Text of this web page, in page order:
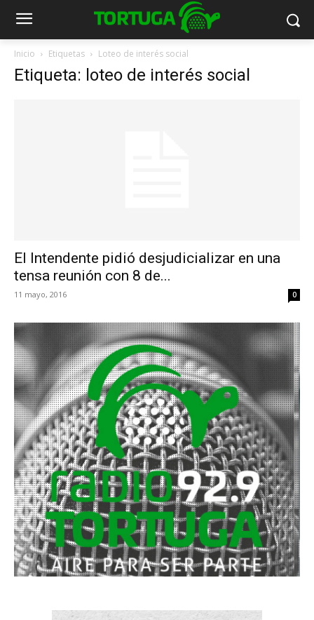
Inicio Etiquetas Loteo de interés social
Etiqueta: loteo de interés social
El Intendente pidió desjudicializar en una
tensa reunión con 8 de...
11 mayo, 2016 0